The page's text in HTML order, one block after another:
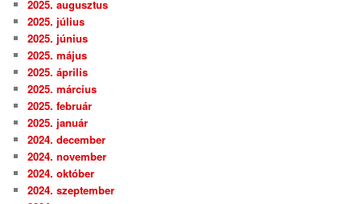
2025. augusztus
2025. július
2025. június
2025. május
2025. április
2025. március
2025. február
2025. január
2024. december
2024. november
2024. október
2024. szeptember